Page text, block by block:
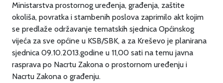
Ministarstva prostornog uređenja, građenja, zaštite
okoliša, povratka i stambenih poslova zaprimilo akt kojim
se predlaže održavanje tematskih sjednica Općinskog
vijeća za sve općine u KSB/SBK, a za Kreševo je planirana
sjednica 09.10.2013.godine u 11,00 sati na temu javna
rasprava po Nacrtu Zakona o prostornom uređenju i
Nacrtu Zakona o građenju.